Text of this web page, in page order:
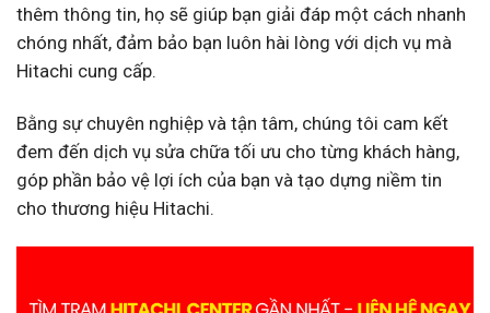
thêm thông tin, họ sẽ giúp bạn giải đáp một cách nhanh
chóng nhất, đảm bảo bạn luôn hài lòng với dịch vụ mà
Hitachi cung cấp.
Bằng sự chuyên nghiệp và tận tâm, chúng tôi cam kết
đem đến dịch vụ sửa chữa tối ưu cho từng khách hàng,
góp phần bảo vệ lợi ích của bạn và tạo dựng niềm tin
cho thương hiệu Hitachi.